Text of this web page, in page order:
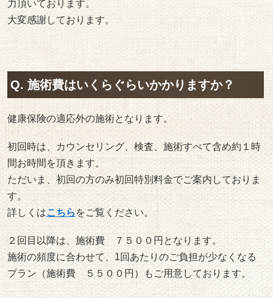
力頂いております。
大変感謝しております。
Q. 施術費はいくらぐらいかかりますか？
健康保険の適応外の施術となります。
初回時は、カウンセリング、検査、施術すべて含め約１時
間お時間を頂きます。
ただいま、初回の方のみ初回特別料金でご案内しておりま
す。
詳しくはこちらをご覧ください。
２回目以降は、施術費 ７５００円となります。
施術の頻度に合わせて、1回あたりのご負担が少なくなる
プラン（施術費 ５５００円）もご用意しております。